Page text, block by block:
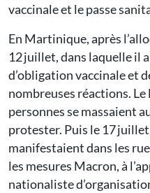
vaccinale et le passe
En Martinique, après
12 juillet, dans laquelle il
d’obligation vaccinale et
nombreuses réactions.
personnes se massaient
protester. Puis le 17
manifestaient dans les
les mesures Macron, à
nationaliste